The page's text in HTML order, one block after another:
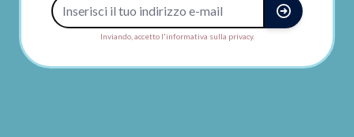
Inviando, accetto l'informativa sulla privacy.